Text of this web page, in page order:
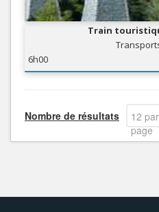
Train
6h00
Nombre de résultats
12 par
page